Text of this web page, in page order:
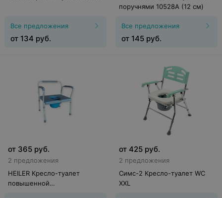
Все предложения
от 134 руб.
поручнями 10528А (12 см)
Все предложения
от 145 руб.
от 365 руб.
2 предложения
HEILER Кресло-туалет
повышенной
от 425 руб.
2 предложения
Симс-2 Кресло-туалет WC
XXL